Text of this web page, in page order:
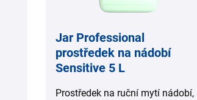
Jar Professional
prostředek na nádobí
Sensitive 5 L
Prostředek na ruční mytí nádobí,